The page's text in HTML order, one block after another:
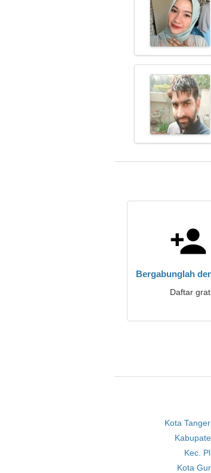
Bergabunglah
Daftar
Kota
Kec.
Kota